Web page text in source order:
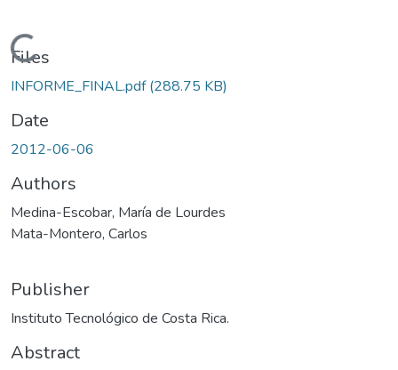
Loading...
Files
INFORME_FINAL.pdf(288.75 KB)
Date
2012-06-06
Authors
Medina-Escobar, María de Lourdes
Mata-Montero, Carlos
Publisher
Instituto Tecnológico de Costa Rica.
Abstract